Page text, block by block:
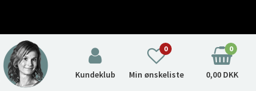
Kundeklub Min ønskeliste
0 0
0,00 DKK